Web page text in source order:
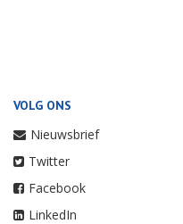
VOLG ONS
Nieuwsbrief
Twitter
Facebook
LinkedIn